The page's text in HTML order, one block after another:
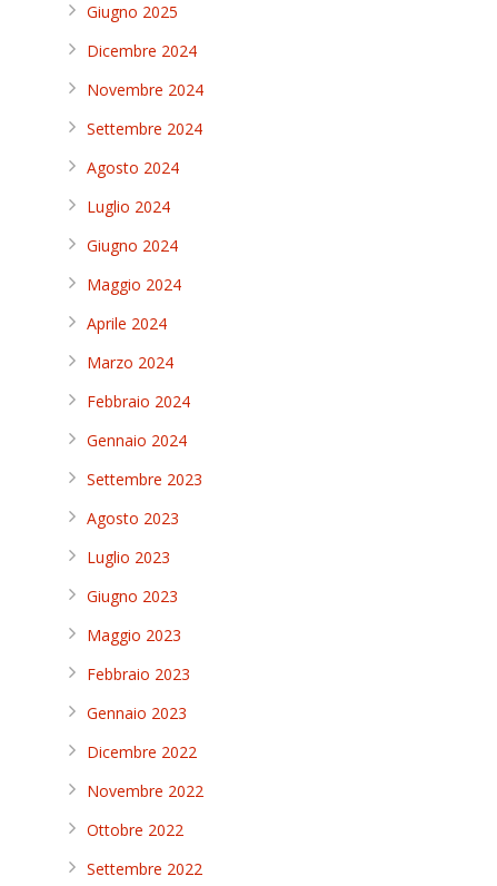
Giugno 2025
Dicembre 2024
Novembre 2024
Settembre 2024
Agosto 2024
Luglio 2024
Giugno 2024
Maggio 2024
Aprile 2024
Marzo 2024
Febbraio 2024
Gennaio 2024
Settembre 2023
Agosto 2023
Luglio 2023
Giugno 2023
Maggio 2023
Febbraio 2023
Gennaio 2023
Dicembre 2022
Novembre 2022
Ottobre 2022
Settembre 2022